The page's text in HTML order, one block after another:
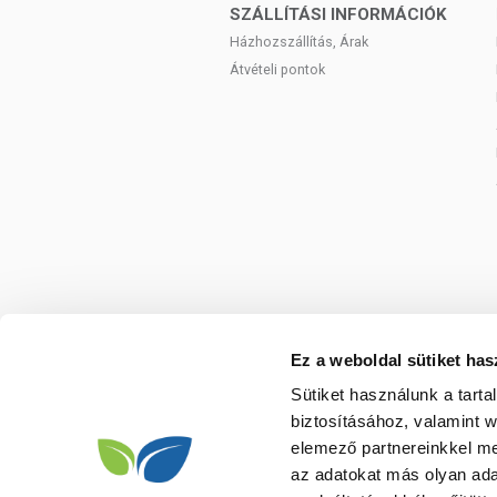
Ez a weboldal sütiket
Sütiket használunk a
biztosításához, valamint
elemező partnereinkkel
az adatokat más olyan
SZÁLLÍTÁSI INFORMÁCIÓK
Házhozszállítás, Árak
Átvételi pontok